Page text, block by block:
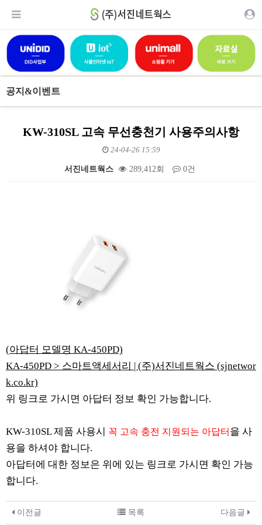
공지&이벤트
KW-310SL 고속 무선충천기 사용주의사항
24-04-26 15:59
서진네트웍스 289,412회 0건
(아답터 모델명 KA-450PD)
KA-450PD > 스마트액세서리 | (주)서진네트웍스 (sjnetwor
k.co.kr)
위 링크로 가시면 아답터 정보 확인 가능합니다.
KW-310SL 제품 사용시 꼭 고속 충전 지원되는 아답터 을 사
용을 하셔야 합니다.
아답터에 대한 정보은 위에 있는 링크로 가시면 확인 가능
합니다.
이전글 다음글
목록